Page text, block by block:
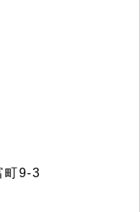
町9-3